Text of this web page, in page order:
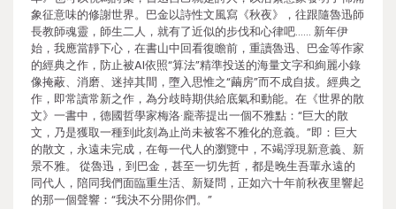
象征意味的修謝世界。巴金以詩性文風寫《秋夜》，往跟隨魯迅師
長教師魂靈，師生二人，就有了近似的步伐和心律吧…… 新年伊
始，我應當靜下心，在書山中回看復瞻前，重讀魯迅、巴金等作家
的經典之作，防止被AI依照“算法”精準投送的海量文字和絢麗小錄
像掩蔽、消磨、迷掉其間，墮入思惟之“繭房”而不成自拔。經典之
作，即常讀常新之作，為分歧時期供給底氣和動能。在《世界的散
文》一書中，德國哲學家梅洛·龐蒂提出一個不雅點：“巨大的散
文，乃是獲取一種到此刻為止尚未被客不雅化的意義。”即：巨大
的散文，永遠未完成，在每一代人的瀏覽中，不竭浮現新意義、新
景不雅。 從魯迅，到巴金，甚至一切先哲，都是晚生吾輩永遠的
同代人，陪同我們面臨重生活、新疑問，正如六十年前秋夜里響起
的那一個聲響：“我決不分開你們。”